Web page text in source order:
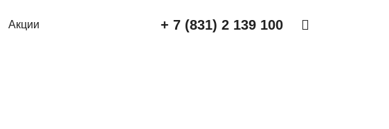
Акции + 7 (831) 2 139 100